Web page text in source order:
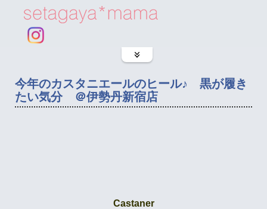
今年のカスタニエールのヒール♪ 黒が履き
たい気分 ＠伊勢丹新宿店
Castaner